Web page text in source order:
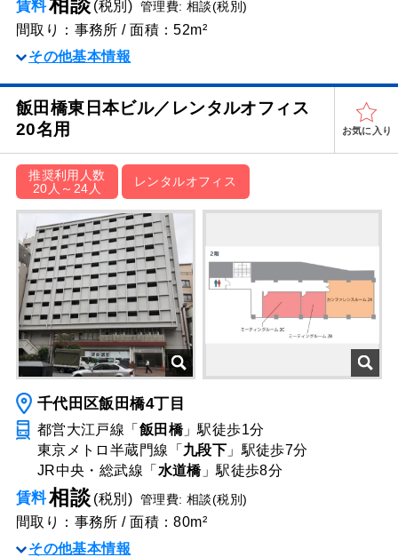
賃料相談(税別) 管理費: 相談(税別)
間取り：事務所 / 面積：52m²
その他基本情報
飯田橋東日本ビル／レンタルオフィス
20名用
お気に入り
推奨利用人数
20人～24人
レンタルオフィス
千代田区飯田橋4丁目
都営大江戸線「 飯田橋」駅徒歩1分
東京メトロ半蔵門線「 九段下 」駅徒歩7分
JR中央・総武線「 水道橋」駅徒歩8分
賃料相談(税別) 管理費: 相談(税別)
間取り：事務所 / 面積：80m²
その他基本情報